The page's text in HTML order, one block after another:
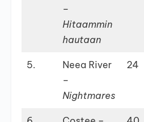
–
Hitaammin
hautaan
5.
Neea River
–
Nightmares
24